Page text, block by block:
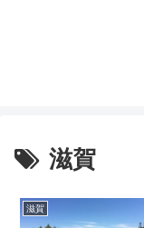
滋賀
滋賀